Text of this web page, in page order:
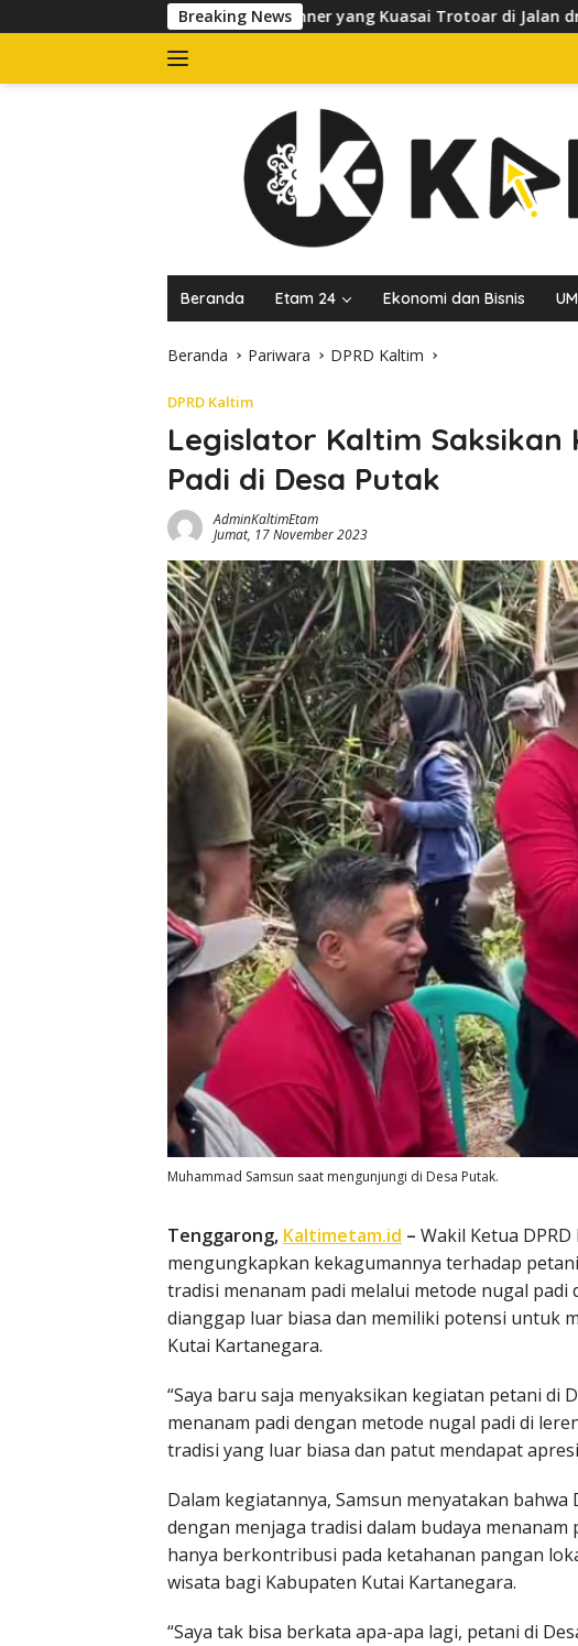
ke
Breaking News
Banner yang Kuasai Trotoar di Jalan dr Sutomo, Pelaku Usaha
Beranda Etam 24 Ekonomi dan Bisnis
Beranda Pariwara DPRD Kaltim
DPRD Kaltim
Legislator Kaltim Saksikan
Padi di Desa Putak
AdminKaltimEtam
Jumat, 17 November 2023
Muhammad Samsun saat mengunjungi di Desa Putak.
Tenggarong, Kaltimetam.id – Wakil Ketua
mengungkapkan kekagumannya terhadap
tradisi menanam padi melalui metode nugal
dianggap luar biasa dan memiliki potensi untuk
Kutai Kartanegara.
“Saya baru saja menyaksikan kegiatan petani di
menanam padi dengan metode nugal padi di
tradisi yang luar biasa dan patut mendapat
Dalam kegiatannya, Samsun menyatakan
dengan menjaga tradisi dalam budaya
hanya berkontribusi pada ketahanan pangan
wisata bagi Kabupaten Kutai Kartanegara.
“Saya tak bisa berkata apa-apa lagi, petani di